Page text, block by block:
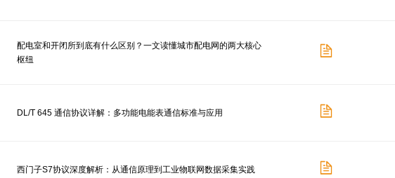
配电室和开闭所到底有什么区别？一文读懂城市配电网的两大核心
枢纽
DL/T 645 通信协议详解：多功能电能表通信标准与应用
西门子S7协议深度解析：从通信原理到工业物联网数据采集实践